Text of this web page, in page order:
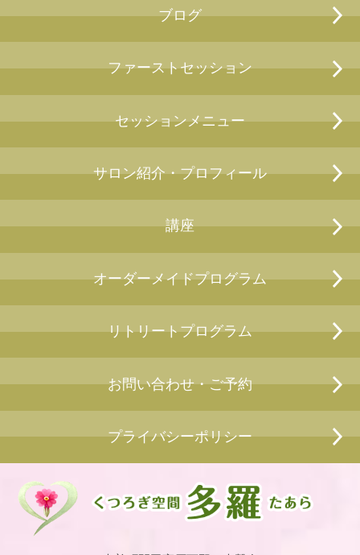
ブログ
ファーストセッション
セッションメニュー
サロン紹介・プロフィール
講座
オーダーメイドプログラム
リトリートプログラム
お問い合わせ・ご予約
プライバシーポリシー